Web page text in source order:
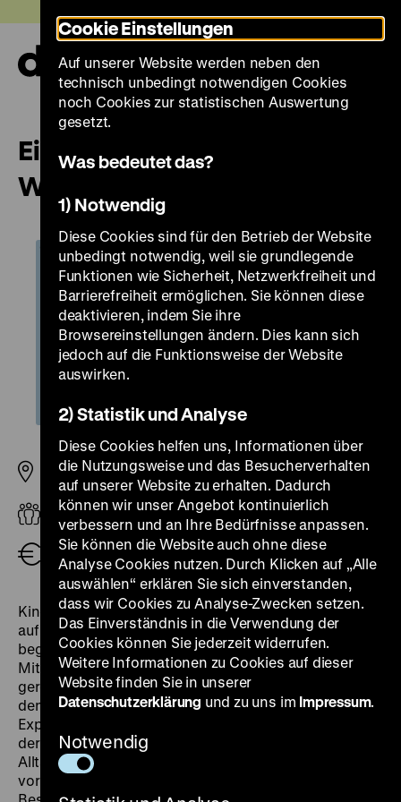
zum
Seiteninhalt
springen
Eine Forschungsreise in die
Welt vor 300 Jahren
Pei-Bau
ab 8 Jahren
Eintritt frei
Kinder zwischen 8 und 12 Jahren sind eingeladen, sich
auf eineForschungsreise in die Welt vor 300 Jahren
begeben. Kommt mit uns auf eine Reise voller Staunen!
Mit Neugier und Fantasie kann durch die Ausstellung
gereist und Geschichten angehört werden, die hinter
den Objekten stecken. Gemeinsam erforschen wir
Experimente, Zeichnungen und spannende Dinge aus
der Geschichte. Beeindruckende Kleider und
Alltagsgegenstände verraten etwas über das Leben
vor 300 Jahren. Mit vielen interaktiven Elementen,
Cookie Einstellungen
Auf unserer Website werden neben den
technisch unbedingt notwendigen Cookies
noch Cookies zur statistischen Auswertung
gesetzt.
Was bedeutet das?
1) Notwendig
Diese Cookies sind für den Betrieb der Website
unbedingt notwendig, weil sie grundlegende
Funktionen wie Sicherheit, Netzwerkfreiheit und
Barrierefreiheit ermöglichen. Sie können diese
deaktivieren, indem Sie ihre
Browsereinstellungen ändern. Dies kann sich
jedoch auf die Funktionsweise der Website
auswirken.
2) Statistik und Analyse
Diese Cookies helfen uns, Informationen über
die Nutzungsweise und das Besucherverhalten
auf unserer Website zu erhalten. Dadurch
können wir unser Angebot kontinuierlich
verbessern und an Ihre Bedürfnisse anpassen.
Sie können die Website auch ohne diese
Analyse Cookies nutzen. Durch Klicken auf „Alle
auswählen“ erklären Sie sich einverstanden,
dass wir Cookies zu Analyse-Zwecken setzen.
Das Einverständnis in die Verwendung der
Cookies können Sie jederzeit widerrufen.
Weitere Informationen zu Cookies auf dieser
Website finden Sie in unserer
Datenschutzerklärung und zu uns im Impressum.
Notwendig